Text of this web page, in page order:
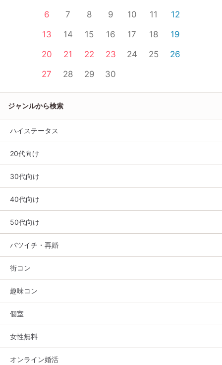
6
7 8 9 10 11
12
13
14 15 16 17 18
19
20
21 22 23 24 25
26
27
28 29 30
ジャンルから検索
ハイステータス
20代向け
30代向け
40代向け
50代向け
バツイチ・再婚
街コン
趣味コン
個室
女性無料
オンライン婚活